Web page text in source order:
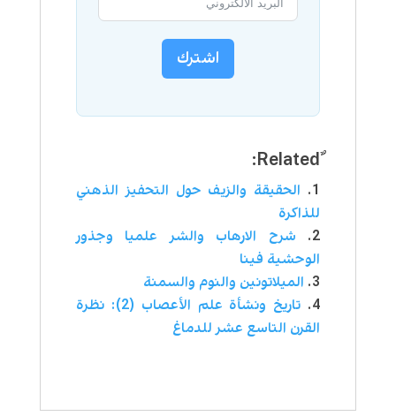
اشترك
ٌRelated:
الحقيقة والزيف حول التحفيز الذهني
للذاكرة
شرح الارهاب والشر علميا وجذور
الوحشية فينا
الميلاتونين والنوم والسمنة
تاريخ ونشأة علم الأعصاب (2): نظرة
القرن التاسع عشر للدماغ